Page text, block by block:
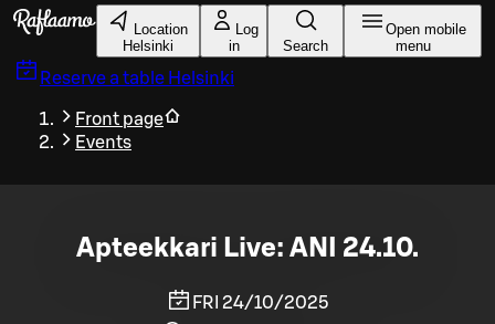
Skip to main content
Location
Helsinki
Log
in
Search
Open mobile
menu
Reserve a table Helsinki
Front page
Events
Apteekkari Live: ANI 24.10.
FRI 24/10/2025